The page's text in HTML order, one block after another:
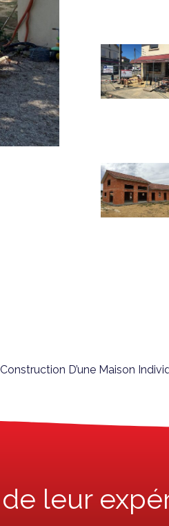
Construction D’une Maison
leur